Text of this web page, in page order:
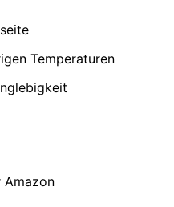
Temperaturen
Amazon